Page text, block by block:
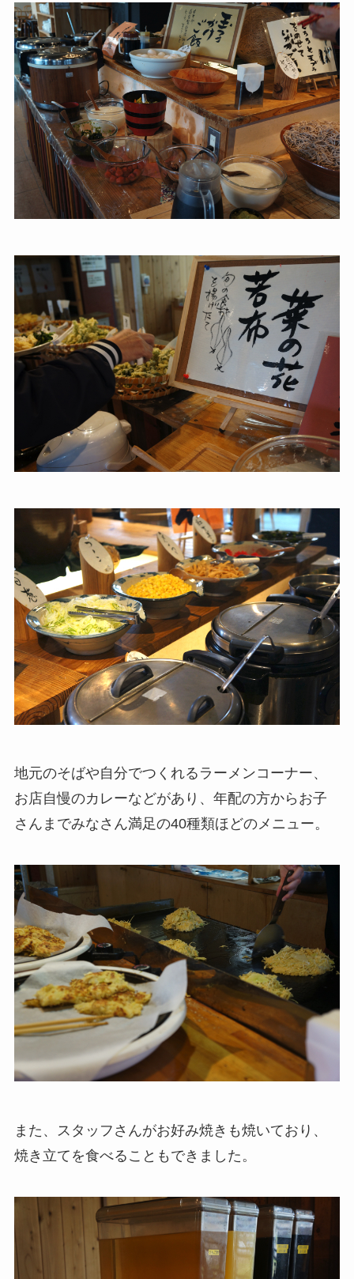
地元のそばや自分でつくれるラーメンコーナー、
お店自慢のカレーなどがあり、年配の方からお子
さんまでみなさん満足の40種類ほどのメニュー。
また、スタッフさんがお好み焼きも焼いており、
焼き立てを食べることもできました。